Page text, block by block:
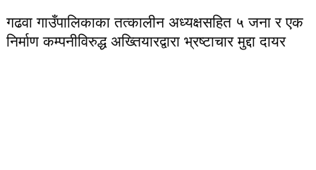
गढवा गाउँपालिकाका तत्कालीन अध्यक्षसहित ५ जना र एक
निर्माण कम्पनीविरुद्ध अख्तियारद्वारा भ्रष्टाचार मुद्दा दायर